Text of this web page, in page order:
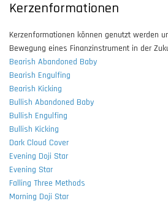
Kerzenformationen
Kerzenformationen können genutzt werden
Bewegung eines Finanzinstrument in der
Bearish Abandoned Baby
Bearish Engulfing
Bearish Kicking
Bullish Abandoned Baby
Bullish Engulfing
Bullish Kicking
Dark Cloud Cover
Evening Doji Star
Evening Star
Falling Three Methods
Morning Doji Star